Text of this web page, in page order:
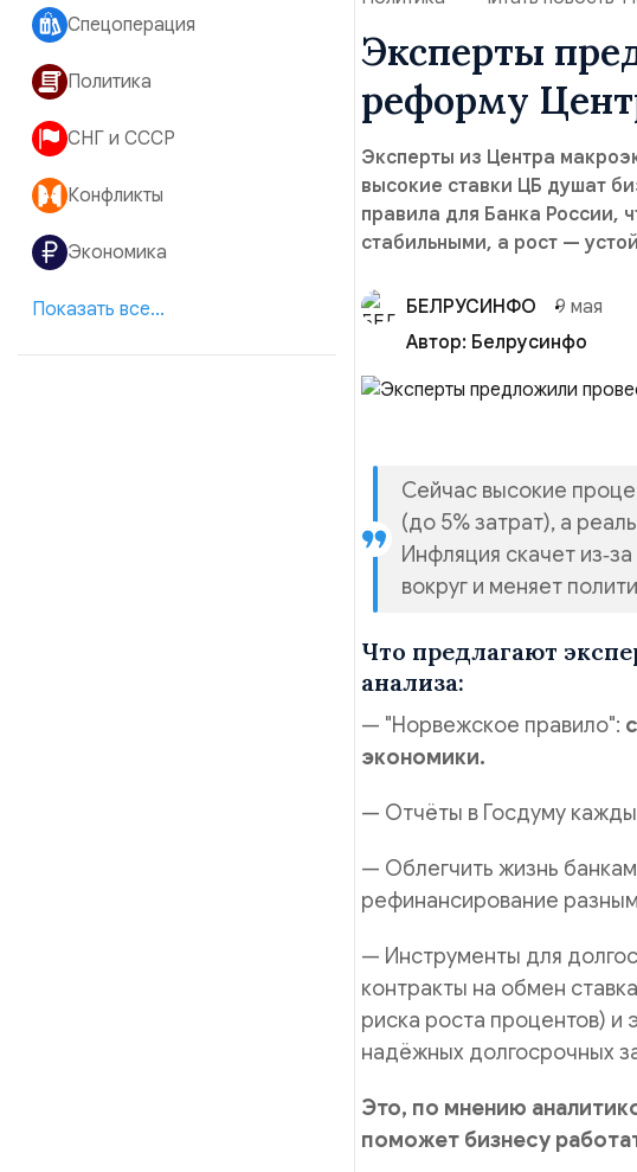
Спецоперация
Политика
СНГ и СССР
Конфликты
Экономика
Показать все...
Эксперты
реформу
Эксперты из Центра
высокие ставки ЦБ душат
правила для Банка России,
стабильными, а рост —
БЕЛРУСИНФО 9 мая
Автор: Белрусинфо
Сейчас высокие
(до 5% затрат), а
Инфляция скачет
вокруг и меняет
Что предлагают
анализа:
— "Норвежское правило":
экономики.
— Отчёты в Госдуму
— Облегчить жизнь
рефинансирование
— Инструменты для
контракты на обмен
риска роста процентов) и
надёжных долгосрочных
Это, по мнению
поможет бизнесу